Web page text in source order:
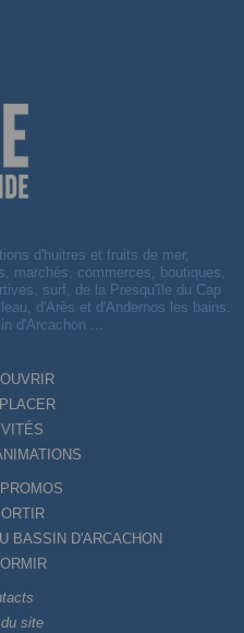
d'huitres et fruits de mer,
marchés, commerces, boutiques,
surf, de la Presqu'île du Cap
d'Arès et d'Andernos les bains.
d'Arcachon ...
BASSIN D'ARCACHON
site